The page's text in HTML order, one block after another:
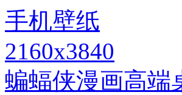
2160x3840
蝙蝠侠漫画高端